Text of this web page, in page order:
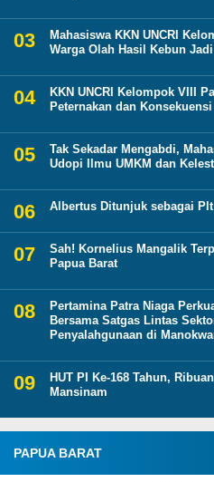
Mahasiswa KKN UNCRI
Warga Olah Hasil Kebun
KKN UNCRI Kelompok VIII
Peternakan dan
Tak Sekadar Mengabdi,
Udopi Ilmu UMKM dan
Albertus Ditunjuk sebagai
Sah! Kornelius Mangalik
Papua Barat
Pertamina Patra Niaga
Bersama Satgas Lintas
Penyalahgunaan di
HUT PI Ke-168 Tahun,
Mansinam
PAPUA BARAT